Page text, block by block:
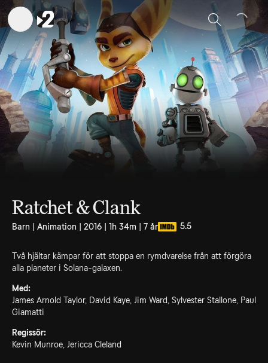
Sök
Ratchet & Clank
Barn | Animation | 2016 | 1h 34m | 7 år 5.5
Två hjältar kämpar för att stoppa en rymdvarelse från att förgöra
alla planeter i Solana-galaxen.
Med:
James Arnold Taylor, David Kaye, Jim Ward, Sylvester Stallone, Paul
Giamatti
Regissör:
Kevin Munroe, Jericca Cleland